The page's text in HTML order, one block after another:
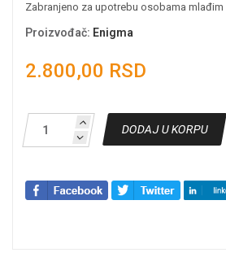
Zabranjeno za upotrebu osobama
Proizvođač: Enigma
2.800,00 RSD
DODAJ U KORPU